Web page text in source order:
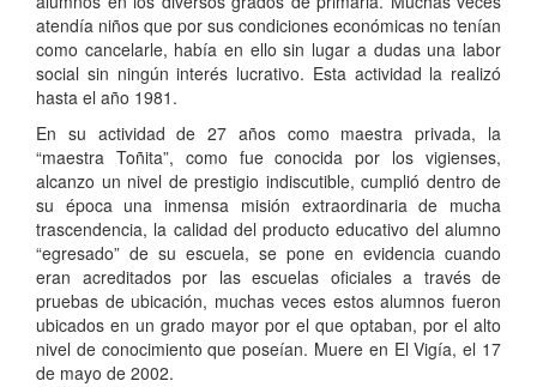
atendía niños que por sus condiciones económicas no tenían
como cancelarle, había en ello sin lugar a dudas una labor
social sin ningún interés lucrativo. Esta actividad la realizó
hasta el año 1981.
En su actividad de 27 años como maestra privada, la
“maestra Toñita”, como fue conocida por los vigienses,
alcanzo un nivel de prestigio indiscutible, cumplió dentro de
su época una inmensa misión extraordinaria de mucha
trascendencia, la calidad del producto educativo del alumno
“egresado” de su escuela, se pone en evidencia cuando
eran acreditados por las escuelas oficiales a través de
pruebas de ubicación, muchas veces estos alumnos fueron
ubicados en un grado mayor por el que optaban, por el alto
nivel de conocimiento que poseían. Muere en El Vigía, el 17
de mayo de 2002.